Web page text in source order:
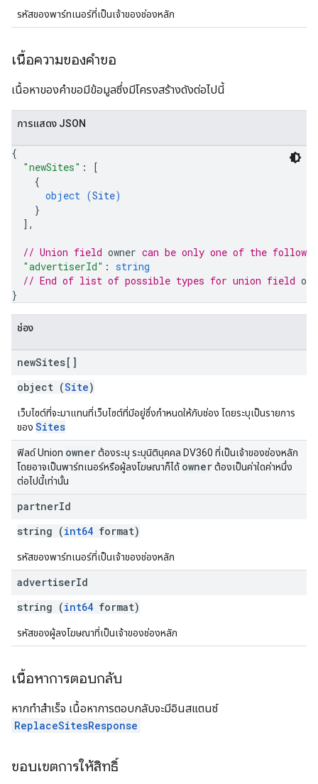
รหัสของพาร์ทเนอร์ที่เป็นเจ้าของช่องหลัก
เนื้อความของคำขอ
เนื้อหาของคำขอมีข้อมูลซึ่งมีโครงสร้างดังต่อไปนี้
การแสดง JSON
{
"newSites" :
[
{
object (Site)
}
] ,
// Union field owner can be only one of the
"advertiserId" : string
// End of list of possible types for union field
}
ช่อง
newSites[]
object (Site)
เว็บไซต์ที่จะมาแทนที่เว็บไซต์ที่มีอยู่ซึ่งกำหนดให้กับช่อง โดยระบุเป็นรายการ
ของ Sites
ฟิลด์ Union ownerต้องระบุ ระบุนิติบุคคล DV360 ที่เป็นเจ้าของช่องหลัก
โดยอาจเป็นพาร์ทเนอร์หรือผู้ลงโฆษณาก็ได้ ownerต้องเป็นค่าใดค่าหนึ่ง
ต่อไปนี้เท่านั้น
partnerId
string (int64 format)
รหัสของพาร์ทเนอร์ที่เป็นเจ้าของช่องหลัก
advertiserId
string (int64 format)
รหัสของผู้ลงโฆษณาที่เป็นเจ้าของช่องหลัก
เนื้อหาการตอบกลับ
หากทำสำเร็จ เนื้อหาการตอบกลับจะมีอินสแตนซ์
ReplaceSitesResponse
ขอบเขตการให้สิทธิ์